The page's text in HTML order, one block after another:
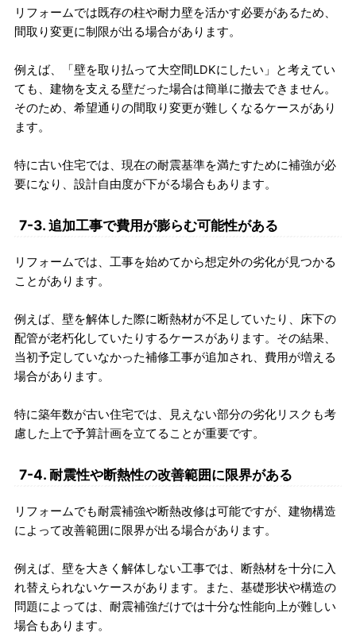
リフォームでは既存の柱や耐力壁を活かす必要があるため、
間取り変更に制限が出る場合があります。
例えば、「壁を取り払って大空間LDKにしたい」と考えてい
ても、建物を支える壁だった場合は簡単に撤去できません。
そのため、希望通りの間取り変更が難しくなるケースがあり
ます。
特に古い住宅では、現在の耐震基準を満たすために補強が必
要になり、設計自由度が下がる場合もあります。
7-3. 追加工事で費用が膨らむ可能性がある
リフォームでは、工事を始めてから想定外の劣化が見つかる
ことがあります。
例えば、壁を解体した際に断熱材が不足していたり、床下の
配管が老朽化していたりするケースがあります。その結果、
当初予定していなかった補修工事が追加され、費用が増える
場合があります。
特に築年数が古い住宅では、見えない部分の劣化リスクも考
慮した上で予算計画を立てることが重要です。
7-4. 耐震性や断熱性の改善範囲に限界がある
リフォームでも耐震補強や断熱改修は可能ですが、建物構造
によって改善範囲に限界が出る場合があります。
例えば、壁を大きく解体しない工事では、断熱材を十分に入
れ替えられないケースがあります。また、基礎形状や構造の
問題によっては、耐震補強だけでは十分な性能向上が難しい
場合もあります。